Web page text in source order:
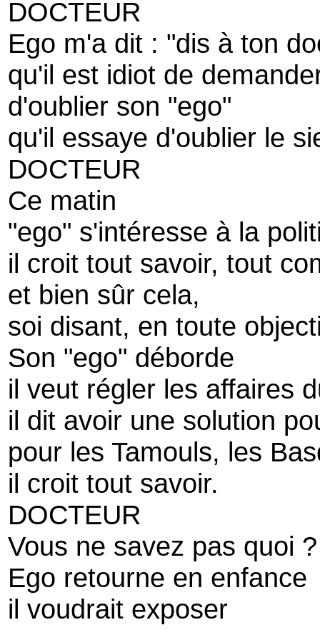
DOCTEUR
Ego m'a dit : "dis à ton
qu'il est idiot de
d'oublier son "ego"
qu'il essaye d'oublier le
DOCTEUR
Ce matin
"ego" s'intéresse à la
il croit tout savoir, tout
et bien sûr cela,
soi disant, en toute
Son "ego" déborde
il veut régler les affaires
il dit avoir une solution
pour les Tamouls, les
il croit tout savoir.
DOCTEUR
Vous ne savez pas quoi ?
Ego retourne en enfance
il voudrait exposer